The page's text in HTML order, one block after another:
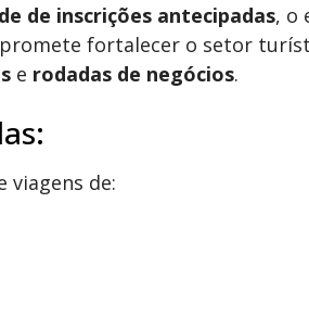
de inscrições antecipadas, o
promete fortalecer o setor
e rodadas de negócios.
viagens de: